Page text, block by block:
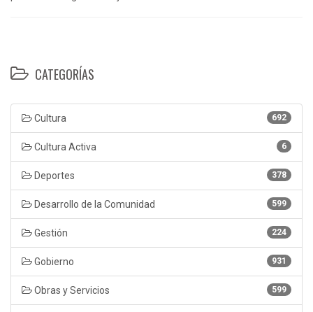
CATEGORÍAS
692
Cultura
6
Cultura Activa
378
Deportes
599
Desarrollo de la Comunidad
224
Gestión
931
Gobierno
599
Obras y Servicios